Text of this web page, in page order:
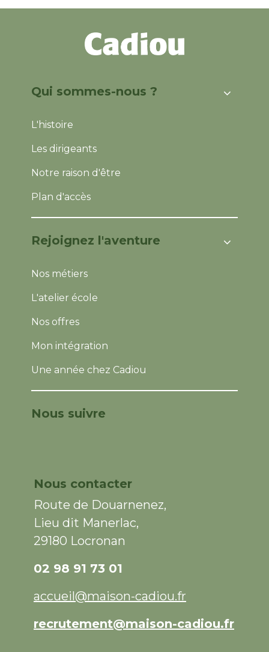
Qui sommes-nous ?
L'histoire
Les dirigeants
Notre raison d'être
Plan d'accès
Rejoignez l'aventure
Nos métiers
L'atelier école
Nos offres
Mon intégration
Une année chez Cadiou
Nous suivre
Nous contacter
Route de Douarnenez,
Lieu dit Manerlac,
29180 Locronan
02 98 91 73 01
accueil@maison-cadiou.fr
recrutement@maison-cadiou.fr